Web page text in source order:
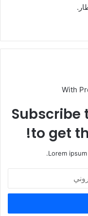
With
Subscribe
to get
Lorem